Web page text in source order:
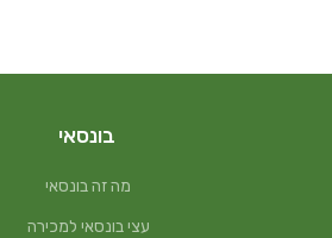
בונסאי
מה זה בונסאי
עצי בונסאי למכירה